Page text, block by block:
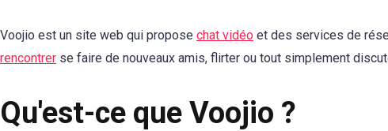
Voojio est un site web qui propose chat vidéo et des services de
rencontrer se faire de nouveaux amis, flirter ou tout simplement
Qu'est-ce que Voojio ?